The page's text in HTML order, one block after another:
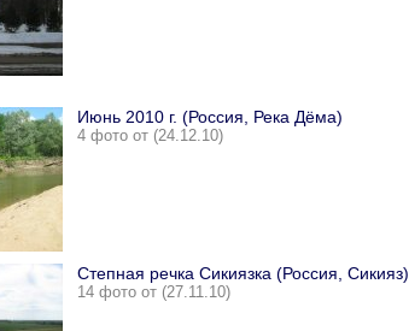
Июнь 2010 г. (Россия, Река Дёма)
4 фото от (24.12.10)
Степная речка Сикиязка (Россия, Сикияз)
14 фото от (27.11.10)